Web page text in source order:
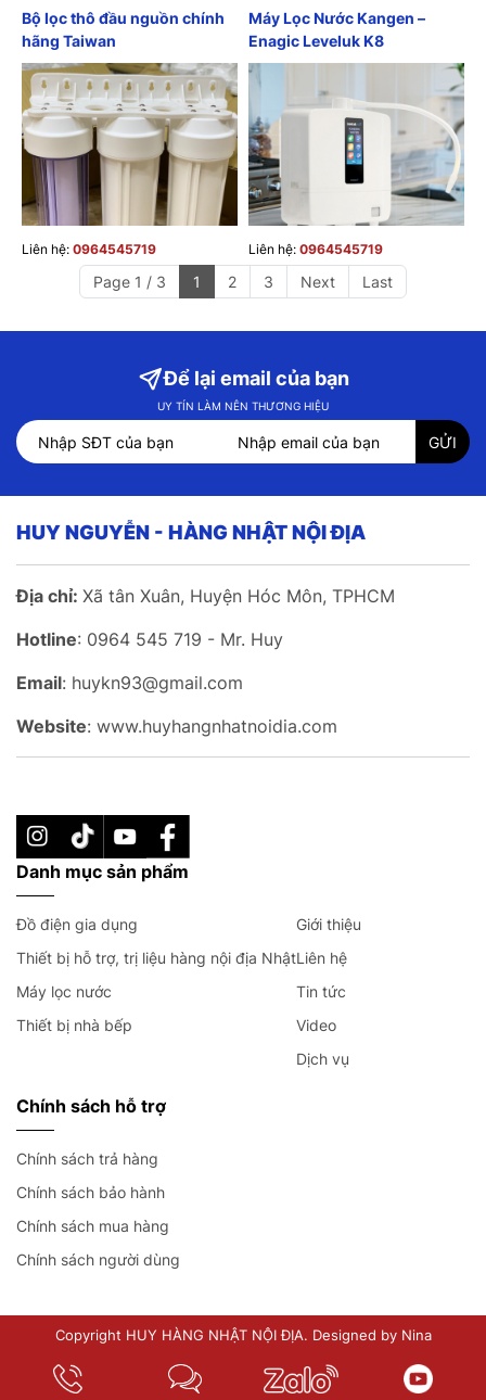
Bộ lọc thô đầu nguồn chính
hãng Taiwan
Liên hệ: 0964545719
Máy Lọc Nước Kangen –
Enagic Leveluk K8
Liên hệ: 0964545719
Page 1 / 3 1 2 3 Next Last
Để lại email của bạn
UY TÍN LÀM NÊN THƯƠNG HIỆU
HUY NGUYỄN - HÀNG NHẬT NỘI ĐỊA
Địa chỉ: Xã tân Xuân, Huyện Hóc Môn, TPHCM
Hotline: 0964 545 719 - Mr. Huy
Email: huykn93@gmail.com
Website: www.huyhangnhatnoidia.com
Danh mục sản phẩm
Đồ điện gia dụng
Thiết bị hỗ trợ, trị liệu hàng nội địa Nhật
Máy lọc nước
Thiết bị nhà bếp
Giới thiệu
Liên hệ
Tin tức
Video
Dịch vụ
Chính sách hỗ trợ
Chính sách trả hàng
Chính sách bảo hành
Chính sách mua hàng
Chính sách người dùng
Copyright HUY HÀNG NHẬT NỘI ĐỊA. Designed by Nina